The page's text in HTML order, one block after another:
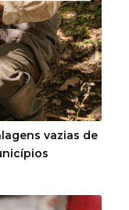
vazias de